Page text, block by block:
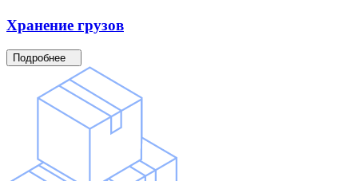
Хранение грузов
Подробнее